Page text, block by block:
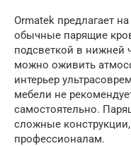
Ormatek предлагает
обычные парящие
подсветкой в нижней
можно оживить
интерьер
мебели не
самостоятельно.
сложные
профессионалам.